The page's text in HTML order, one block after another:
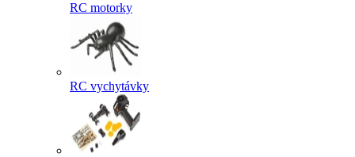
RC motorky
RC vychytávky